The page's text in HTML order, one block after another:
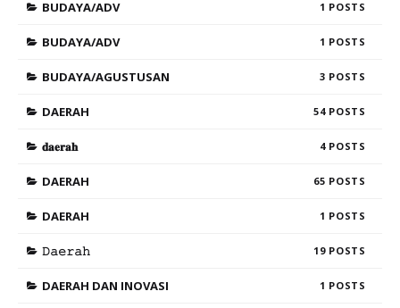
BUDAYA/ADV 1
BUDAYA/ADV 1
BUDAYA/AGUSTUSAN 3
DAERAH 54
𝐝𝐚𝐞𝐫𝐚𝐡 4
DAERAH 65
DAERAH 1
𝙳𝚊𝚎𝚛𝚊𝚑 19
DAERAH DAN INOVASI 1